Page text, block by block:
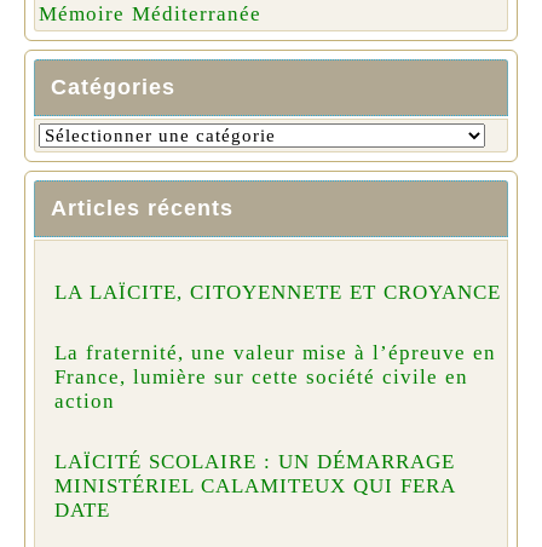
Mémoire Méditerranée
Catégories
Articles récents
LA LAÏCITE, CITOYENNETE ET CROYANCE
La fraternité, une valeur mise à l’épreuve en
France, lumière sur cette société civile en
action
LAÏCITÉ SCOLAIRE : UN DÉMARRAGE
MINISTÉRIEL CALAMITEUX QUI FERA
DATE